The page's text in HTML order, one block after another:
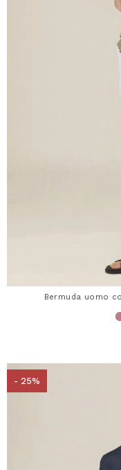
Bermuda uomo
- 25%